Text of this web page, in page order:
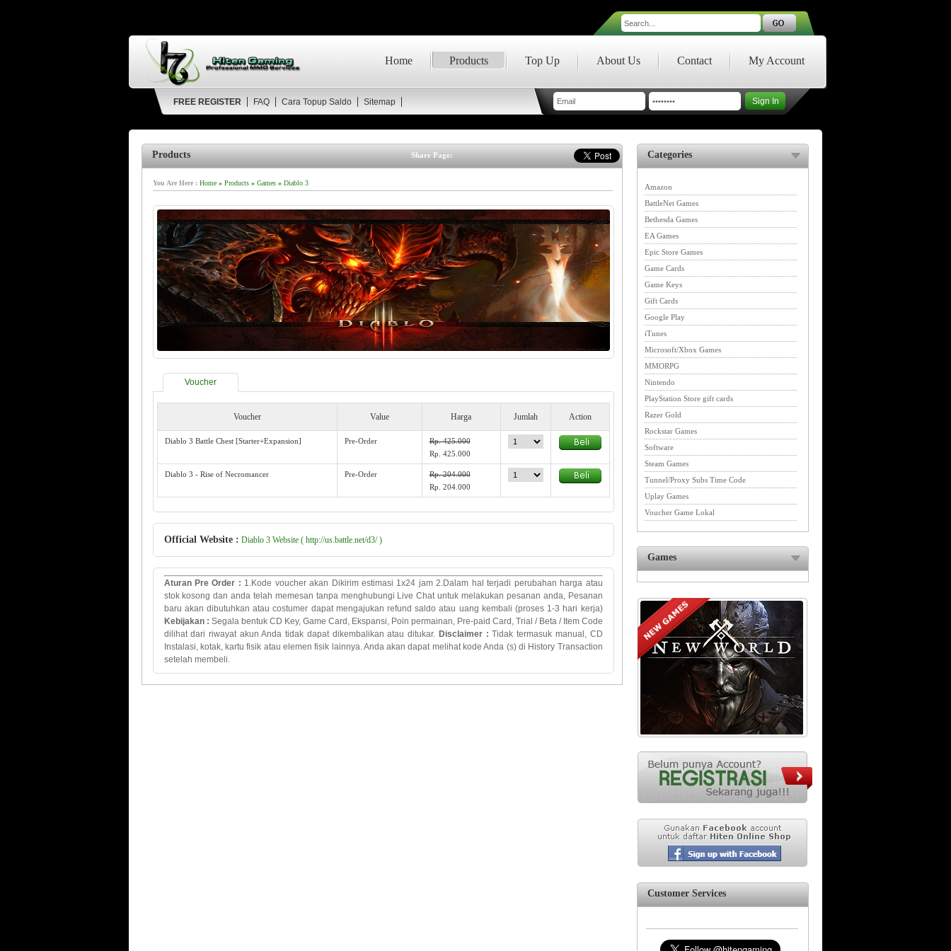
Home Products Top Up About Us Contact My Account
FREE REGISTER FAQ Cara Topup Saldo Sitemap
Products Share Page:
You Are Here : Home» Products» Games» Diablo 3
Voucher
Voucher Value Harga Jumlah Action
Diablo 3 Battle Chest [Starter+Expansion] Pre-Order
Rp. 425.000
Rp. 425.000
Diablo 3 - Rise of Necromancer Pre-Order
Rp. 204.000
Rp. 204.000
Official Website : Diablo 3 Website ( http://us.battle.net/d3/ )
Aturan Pre Order : 1.Kode voucher akan Dikirim estimasi 1x24 jam 2.Dalam hal terjadi perubahan harga atau
stok kosong dan anda telah memesan tanpa menghubungi Live Chatuntuk melakukan pesanan anda, Pesanan
baru akan dibutuhkan atau costumer dapat mengajukan refund saldo atau uang kembali (proses 1-3 hari kerja)
Kebijakan : Segala bentuk CD Key, Game Card, Ekspansi, Poin permainan, Pre-paid Card , Trial / Beta / Item Code
dilihat dari riwayat akun Anda tidak dapat dikembalikan atau ditukar. Disclaimer : Tidak termasuk manual , CD
Instalasi, kotak, kartu fisik atau elemen fisik lainnya.Anda akan dapat melihat kode Anda (s) di History Transaction
setelah membeli.
Categories
Amazon
BattleNet Games
Bethesda Games
EA Games
Epic Store Games
Game Cards
Game Keys
Gift Cards
Google Play
iTunes
Microsoft/Xbox Games
MMORPG
Nintendo
PlayStation Store gift cards
Razer Gold
Rockstar Games
Software
Steam Games
Tunnel/Proxy Subs Time Code
Uplay Games
Voucher Game Lokal
Games
Customer Services